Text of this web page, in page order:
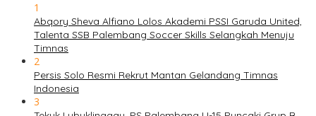
1
Abqory Sheva Alfiano Lolos Akademi PSSI Garuda United,
Talenta SSB Palembang Soccer Skills Selangkah Menuju
Timnas
2
Persis Solo Resmi Rekrut Mantan Gelandang Timnas
Indonesia
3